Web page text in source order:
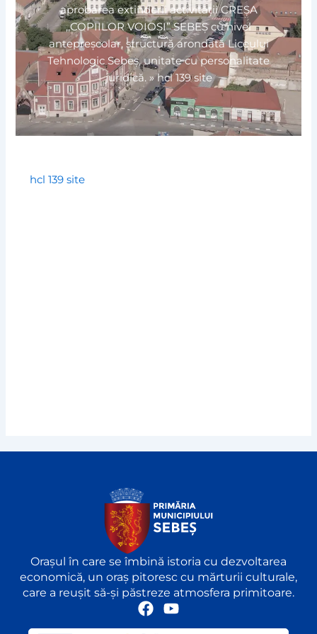
aprobarea extinderii activității CREȘA
,,COPIILOR VOIOȘI” SEBEȘ cu nivel
antepreșcolar, structură arondată Liceului
Tehnologic Sebeș, unitate cu personalitate
juridică.»hcl 139 site
hcl 139 site
Orașul în care se îmbină istoria cu dezvoltarea
economică, un oraș pitoresc cu mărturii culturale,
care a reușit să-și păstreze atmosfera primitoare.
F
a
Y
o